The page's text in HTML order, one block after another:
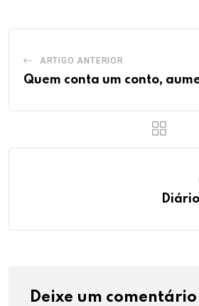
ARTIGO ANTERIOR
Quem conta um conto,
Deixe um comentário